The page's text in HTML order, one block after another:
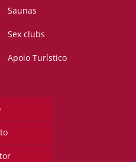
Saunas
Sex clubs
Apoio Turístico